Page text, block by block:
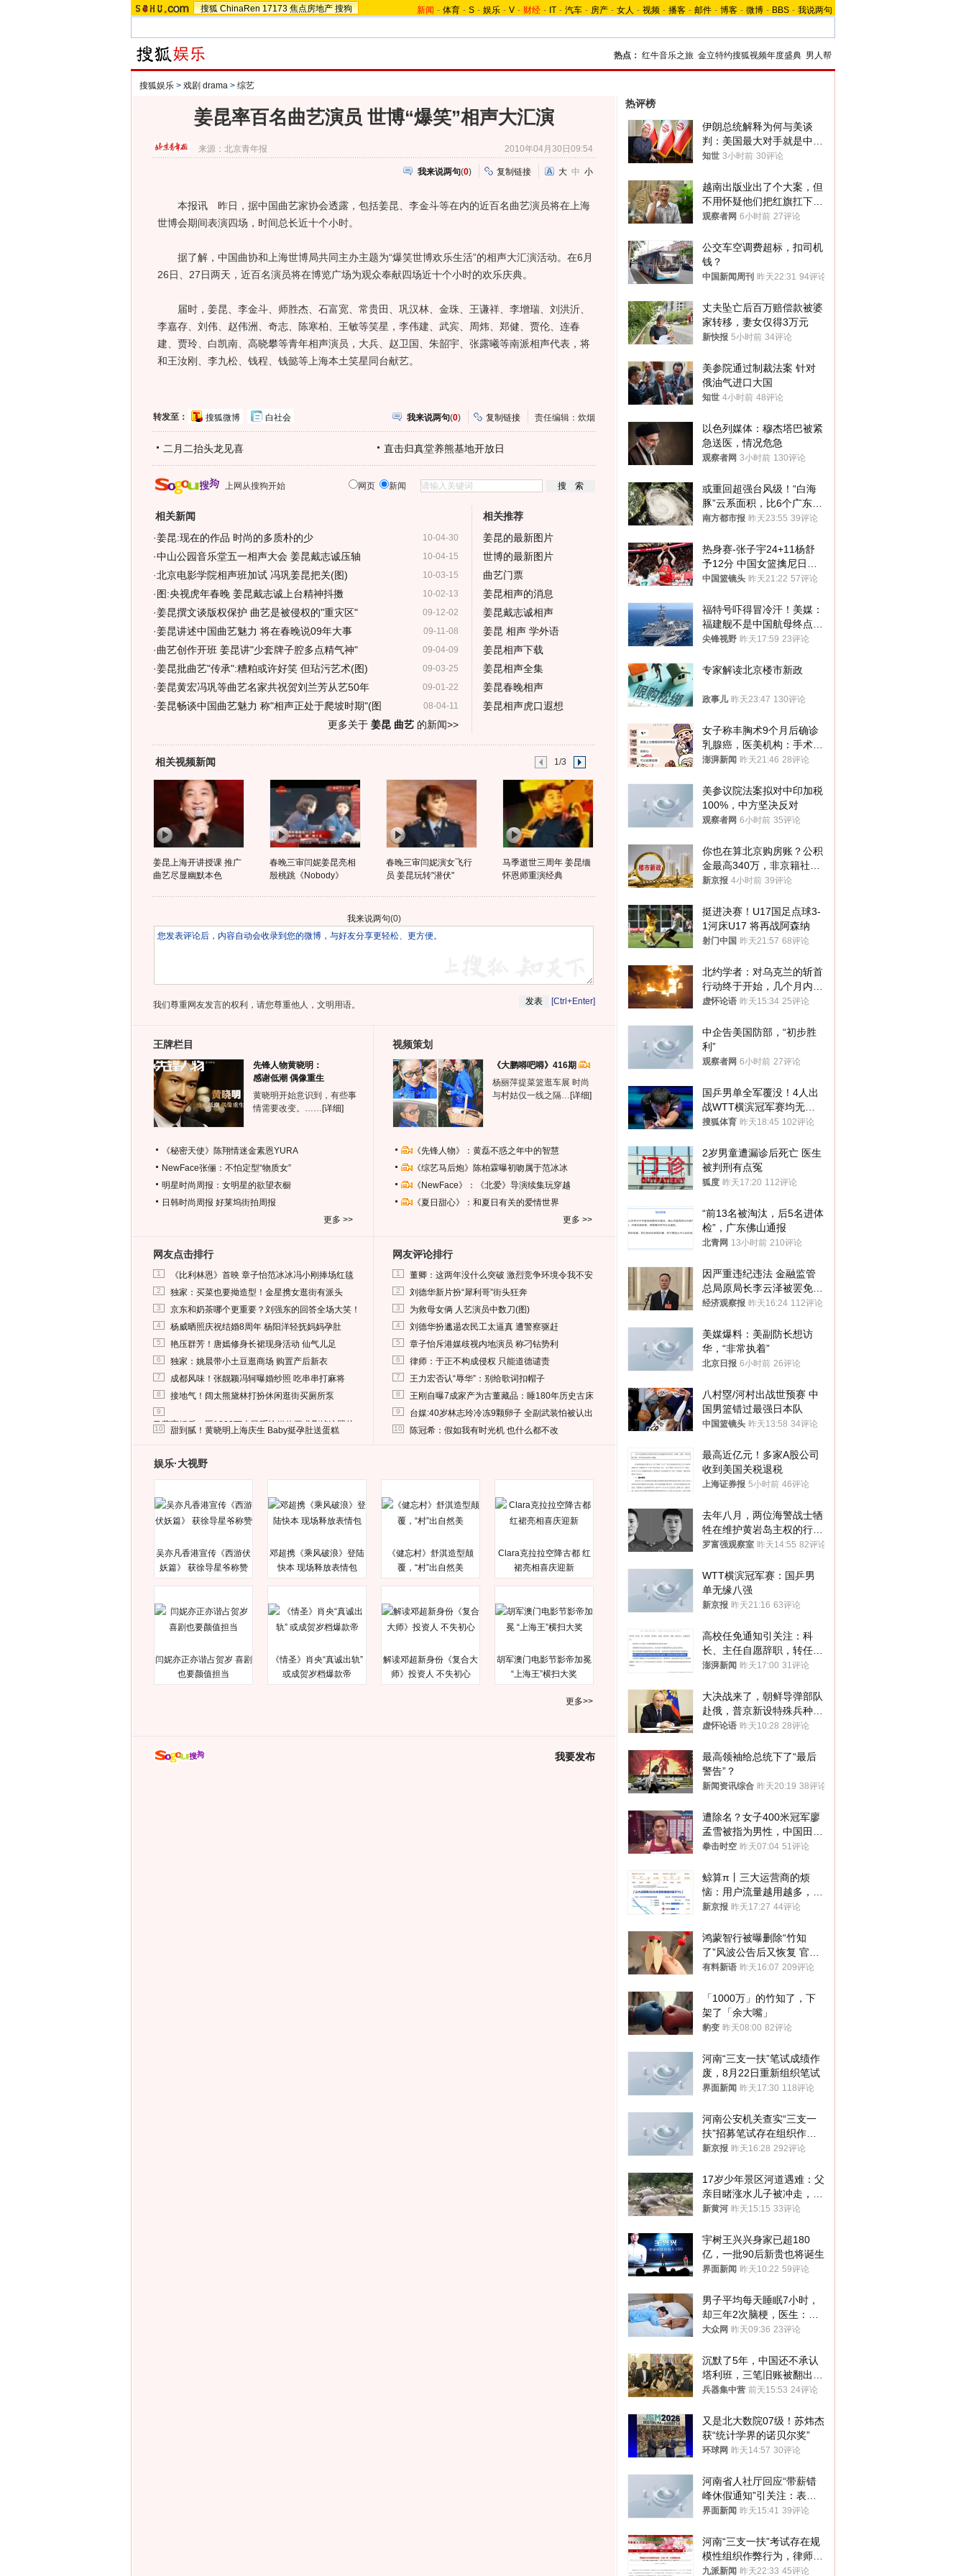
搜狐 ChinaRen 17173 焦点房地产 搜狗 新闻 - 体育 - S - 娱乐 - V - 财经 - IT - 汽车 - 房产 - 女人 - 视频 - 播客 - 邮件 - 博客 - 微博 - BBS - 我说两句
热点： 红牛音乐之旅 金立特约搜狐视频年度盛典 男人帮
搜狐娱乐 > 戏剧 drama > 综艺
姜昆率百名曲艺演员 世博“爆笑”相声大汇演
来源：北京青年报 2010年04月30日09:54
我来说两句(0) 复制链接 大 中 小
本报讯 昨日，据中国曲艺家协会透露，包括姜昆、李金斗等在内的近百名曲艺演员将在上海
世博会期间表演四场，时间总长近十个小时。
据了解，中国曲协和上海世博局共同主办主题为“爆笑世博欢乐生活”的相声大汇演活动。在6月
26日、27日两天，近百名演员将在博览广场为观众奉献四场近十个小时的欢乐庆典。
届时，姜昆、李金斗、师胜杰、石富宽、常贵田、巩汉林、金珠、王谦祥、李增瑞、刘洪沂、
李嘉存、刘伟、赵伟洲、奇志、陈寒柏、王敏等笑星，李伟建、武宾、周炜、郑健、贾伦、连春
建、贾玲、白凯南、高晓攀等青年相声演员，大兵、赵卫国、朱韶宇、张露曦等南派相声代表，将
和王汝刚、李九松、钱程、钱懿等上海本土笑星同台献艺。
转发至： 搜狐微博 白社会 我来说两句(0) 复制链接 责任编辑：炊烟
二月二抬头龙见喜 直击归真堂养熊基地开放日
上网从搜狗开始 网页 新闻
相关新闻
10-04-30
·姜昆:现在的作品 时尚的多质朴的少
10-04-15
·中山公园音乐堂五一相声大会 姜昆戴志诚压轴
10-03-15
·北京电影学院相声班加试 冯巩姜昆把关(图)
10-02-13
· 图:央视虎年春晚 姜昆戴志诚上台精神抖擞
09-12-02
·姜昆撰文谈版权保护 曲艺是被侵权的"重灾区"
09-11-08
·姜昆讲述中国曲艺魅力 将在春晚说09年大事
09-04-09
·曲艺创作开班 姜昆讲"少套牌子腔多点精气神"
09-03-25
·姜昆批曲艺"传承":糟粕或许好笑 但玷污艺术(图)
09-01-22
·姜昆黄宏冯巩等曲艺名家共祝贺刘兰芳从艺50年
08-04-11
·姜昆畅谈中国曲艺魅力 称"相声正处于爬坡时期"(图
更多关于 姜昆 曲艺的新闻>>
相关推荐
姜昆的最新图片
世博的最新图片
曲艺门票
姜昆相声的消息
姜昆戴志诚相声
姜昆 相声 学外语
姜昆相声下载
姜昆相声全集
姜昆春晚相声
姜昆相声虎口遐想
相关视频新闻 1/3
姜昆上海开讲授课 推广
曲艺尽显幽默本色
春晚三审闫妮姜昆亮相
殷桃跳《Nobody》
春晚三审闫妮演女飞行
员 姜昆玩转"潜伏"
马季逝世三周年 姜昆缅
怀恩师重演经典
我来说两句(0)
我们尊重网友发言的权利，请您尊重他人，文明用语。 [Ctrl+Enter]
王牌栏目
先锋人物黄晓明：
感谢低潮 偶像重生
黄晓明开始意识到，有些事
情需要改变。…… [详细]
《秘密天使》陈翔情迷金素恩YURA
NewFace张俪：不怕定型“物质女”
明星时尚周报：女明星的欲望衣橱
日韩时尚周报 好莱坞街拍周报
更多 >>
视频策划
《大鹏嘚吧嘚》416期
杨丽萍提菜篮逛车展 时尚
与村姑仅一线之隔… [详细]
《先锋人物》：黄磊不惑之年中的智慧
《综艺马后炮》陈柏霖曝初吻属于范冰冰
《NewFace》：《北爱》导演续集玩穿越
《夏日甜心》：和夏日有关的爱情世界
更多 >>
网友点击排行
1 《比利林恩》首映 章子怡范冰冰冯小刚捧场红毯
2 独家：买菜也要拗造型！金星携女逛街有派头
3 京东和奶茶哪个更重要？刘强东的回答全场大笑！
4 杨威晒照庆祝结婚8周年 杨阳洋轻抚妈妈孕肚
5 艳压群芳！唐嫣修身长裙现身活动 仙气儿足
6 独家：姚晨带小土豆逛商场 购置产后新衣
7 成都风味！张靓颖冯轲曝婚纱照 吃串串打麻将
8 接地气！阔太熊黛林打扮休闲逛街买厕所泵
9
马蓉离婚后，砸1000万人民币给媒体要求删掉这照片
10 甜到腻！黄晓明上海庆生 Baby挺孕肚送蛋糕
网友评论排行
1 董卿：这两年没什么突破 激烈竞争环境令我不安
2 刘德华新片扮“犀利哥”街头狂奔
3 为救母女俩 人艺演员中数刀(图)
4 刘德华扮邋遢农民工太逼真 遭警察驱赶
5 章子怡斥港媒歧视内地演员 称刁钻势利
6 律师：于正不构成侵权 只能道德谴责
7 王力宏否认“辱华”：别给歌词扣帽子
8 王刚自曝7成家产为古董藏品：睡180年历史古床
9 台媒:40岁林志玲冷冻9颗卵子 全副武装怕被认出
10 陈冠希：假如我有时光机 也什么都不改
娱乐·大视野
吴亦凡香港宣传《西游伏
妖篇》 获徐导星爷称赞
邓超携《乘风破浪》登陆
快本 现场释放表情包
《健忘村》舒淇造型颠
覆，“村”出自然美
Clara克拉拉空降古都 红
裙亮相喜庆迎新
闫妮亦正亦谐占贺岁 喜剧
也要颜值担当
《情圣》肖央“真诚出轨”
或成贺岁档爆款帝
解读邓超新身份《复合大
师》投资人 不失初心
胡军澳门电影节影帝加冕
“上海王”横扫大奖
更多>>
我要发布
热评榜
伊朗总统解释为何与美谈
判：美国最大对手就是中
国，但他们也在对话
知世 3小时前 30评论
越南出版业出了个大案，但
不用怀疑他们把红旗扛下去
的决心
观察者网 6小时前 27评论
公交车空调费超标，扣司机
钱？
中国新闻周刊 昨天22:31 94评论
丈夫坠亡后百万赔偿款被婆
家转移，妻女仅得3万元
新快报 5小时前 34评论
美参院通过制裁法案 针对
俄油气进口大国
知世 4小时前 48评论
以色列媒体：穆杰塔巴被紧
急送医，情况危急
观察者网 3小时前 130评论
或重回超强台风级！“白海
豚”云系面积，比6个广东还
大！深圳官方：注意这件事
南方都市报 昨天23:55 39评论
热身赛-张子宇24+11杨舒
予12分 中国女篮擒尼日利
亚
中国篮镜头 昨天21:22 57评论
福特号吓得冒冷汗！美媒：
福建舰不是中国航母终点，
而是新起点！
尖锋视野 昨天17:59 23评论
专家解读北京楼市新政
政事儿 昨天23:47 130评论
女子称丰胸术9个月后确诊
乳腺癌，医美机构：手术不
可能引发癌症，建议走司法
澎湃新闻 昨天21:46 28评论
美参议院法案拟对中印加税
100%，中方坚决反对
观察者网 6小时前 35评论
你也在算北京购房账？公积
金最高340万，非京籍社保
1年
新京报 4小时前 39评论
挺进决赛！U17国足点球3-
1河床U17 将再战阿森纳
射门中国 昨天21:57 68评论
北约学者：对乌克兰的斩首
行动终于开始，几个月内乌
将投降
虚怀论语 昨天15:34 25评论
中企告美国防部，“初步胜
利”
观察者网 6小时前 27评论
国乒男单全军覆没！4人出
战WTT横滨冠军赛均无缘
八强
搜狐体育 昨天18:45 102评论
2岁男童遭漏诊后死亡 医生
被判刑有点冤
狐度 昨天17:20 112评论
“前13名被淘汰，后5名进体
检”，广东佛山通报
北青网 13小时前 210评论
因严重违纪违法 金融监管
总局原局长李云泽被罢免全
国人大代表
经济观察报 昨天16:24 112评论
美媒爆料：美副防长想访
华，“非常执着”
北京日报 6小时前 26评论
八村塁/河村出战世预赛 中
国男篮错过最强日本队
中国篮镜头 昨天13:58 34评论
最高近亿元！多家A股公司
收到美国关税退税
上海证券报 5小时前 46评论
去年八月，两位海警战士牺
牲在维护黄岩岛主权的行动
中
罗富强观察室 昨天14:55 82评论
WTT横滨冠军赛：国乒男
单无缘八强
新京报 昨天21:16 63评论
高校任免通知引关注：科
长、主任自愿辞职，转任思
政辅导员
澎湃新闻 昨天17:00 31评论
大决战来了，朝鲜导弹部队
赴俄，普京新设特殊兵种，
76岁老将扛旗
虚怀论语 昨天10:28 28评论
最高领袖给总统下了“最后
警告”？
新闻资讯综合 昨天20:19 38评论
遭除名？女子400米冠军廖
孟雪被指为男性，中国田协
默不作声
拳击时空 昨天07:04 51评论
鲸算π丨三大运营商的烦
恼：用户流量越用越多，收
入却越来越少
新京报 昨天17:27 44评论
鸿蒙智行被曝删除“竹知
了”风波公告后又恢复 官媒
曾力挺：劝华为要大度的，
有料新语 昨天16:07 209评论
「1000万」的竹知了，下
架了「余大嘴」
豹变 昨天08:00 82评论
河南“三支一扶”笔试成绩作
废，8月22日重新组织笔试
界面新闻 昨天17:30 118评论
河南公安机关查实“三支一
扶”招募笔试存在组织作弊
犯罪行为
新京报 昨天16:28 292评论
17岁少年景区河道遇难：父
亲目睹涨水儿子被冲走，当
地排除上游泄洪，家属盼厘
新黄河 昨天15:15 33评论
宇树王兴兴身家已超180
亿，一批90后新贵也将诞生
界面新闻 昨天10:22 59评论
男子平均每天睡眠7小时，
却三年2次脑梗，医生：这
样睡觉更伤身
大众网 昨天09:36 23评论
沉默了5年，中国还不承认
塔利班，三笔旧账被翻出，
最大风险出现
兵器集中营 前天15:53 24评论
又是北大数院07级！苏炜杰
获“统计学界的诺贝尔奖”
环球网 昨天14:57 30评论
河南省人社厅回应“带薪错
峰休假通知”引关注：表述
不够准确，待修改后印发
界面新闻 昨天15:41 39评论
河南“三支一扶”考试存在规
模性组织作弊行为，律师：
涉嫌非法获取国家秘密罪等
九派新闻 昨天22:33 45评论